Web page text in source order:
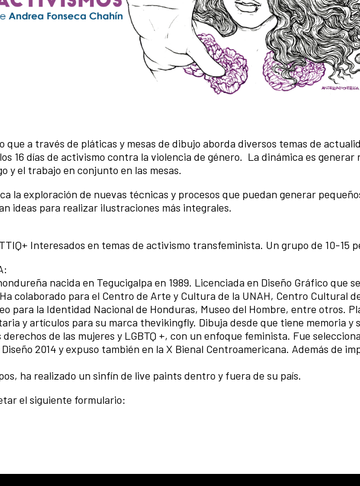
que a través de pláticas y mesas de dibujo aborda diversos temas de
16 días de activismo contra la violencia de género. La dinámica es generar
y el trabajo en conjunto en las mesas.
la exploración de nuevas técnicas y procesos que puedan generar
ideas para realizar ilustraciones más integrales.
Interesados en temas de activismo transfeminista. Un grupo de 10-15
nacida en Tegucigalpa en 1989. Licenciada en Diseño Gráfico que
colaborado para el Centro de Arte y Cultura de la UNAH, Centro Cultural
para la Identidad Nacional de Honduras, Museo del Hombre, entre otros.
y artículos para su marca thevikingfly. Dibuja desde que tiene memoria y
de las mujeres y LGBTQ +, con un enfoque feminista. Fue
2014 y expuso también en la X Bienal Centroamericana. Además de
ha realizado un sinfín de live paints dentro y fuera de su país.
el siguiente formulario: